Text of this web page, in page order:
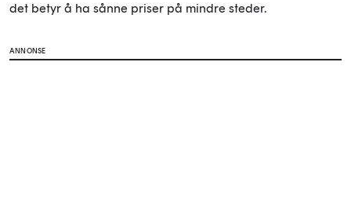
det betyr å ha sånne priser på mindre steder.
ANNONSE